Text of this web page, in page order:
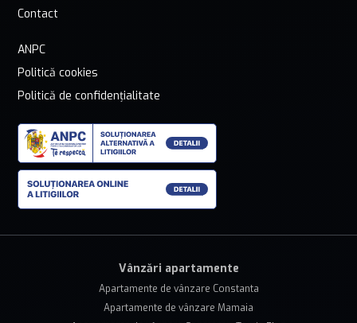
Contact
ANPC
Politică cookies
Politică de confidențialitate
Vânzări apartamente
Apartamente de vânzare Constanta
Apartamente de vânzare Mamaia